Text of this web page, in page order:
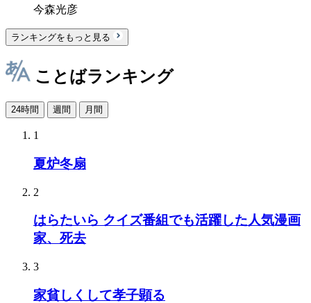
今森光彦
ランキングをもっと見る
ことばランキング
24時間 週間 月間
1
夏炉冬扇
2
はらたいら クイズ番組でも活躍した人気漫画
家、死去
3
家貧しくして孝子顕る